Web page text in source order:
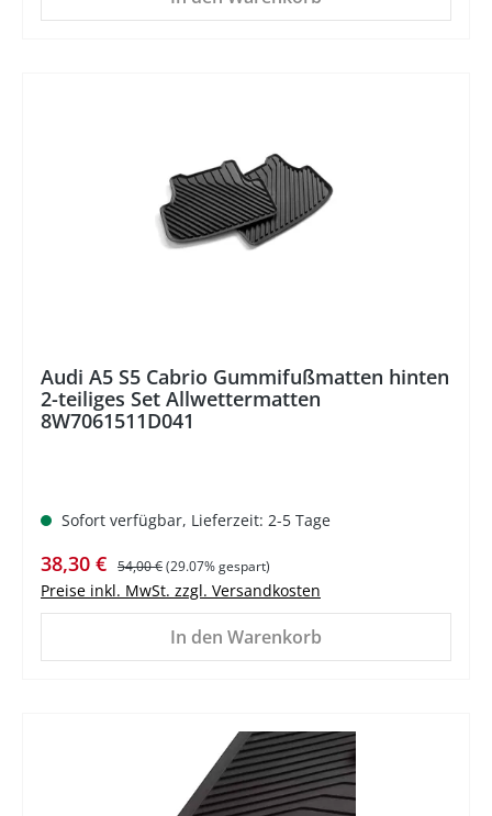
Audi A5 S5 Cabrio Gummifußmatten hinten
2-teiliges Set Allwettermatten
8W7061511D041
Sofort verfügbar, Lieferzeit: 2-5 Tage
Verkaufspreis:
38,30 € Regulärer Preis:
54,00 €(29.07% gespart)
Preise inkl. MwSt. zzgl. Versandkosten
In den Warenkorb